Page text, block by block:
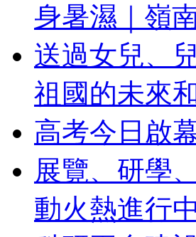
身暑濕｜嶺
送過女兒、
祖國的未來
高考今日啟
展覽、研學
動火熱進行中